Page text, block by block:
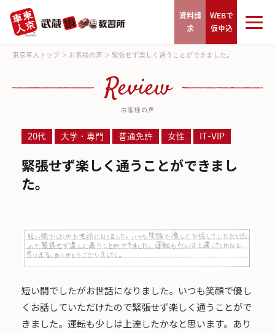
資料請
求
WEBで
仮申込
東京車人トップ > お客様の声 > 緊張せず楽しく通うことができました。
Review
お客様の声
20代 大学・専門 普通免許 女性 IT-VIP
緊張せず楽しく通うことができまし
た。
短い間でしたがお世話になりました。いつも笑顔で優し
くお話していただけたので緊張せず楽しく通うことがで
きました。運転も少しは上達したかなと思います。あり